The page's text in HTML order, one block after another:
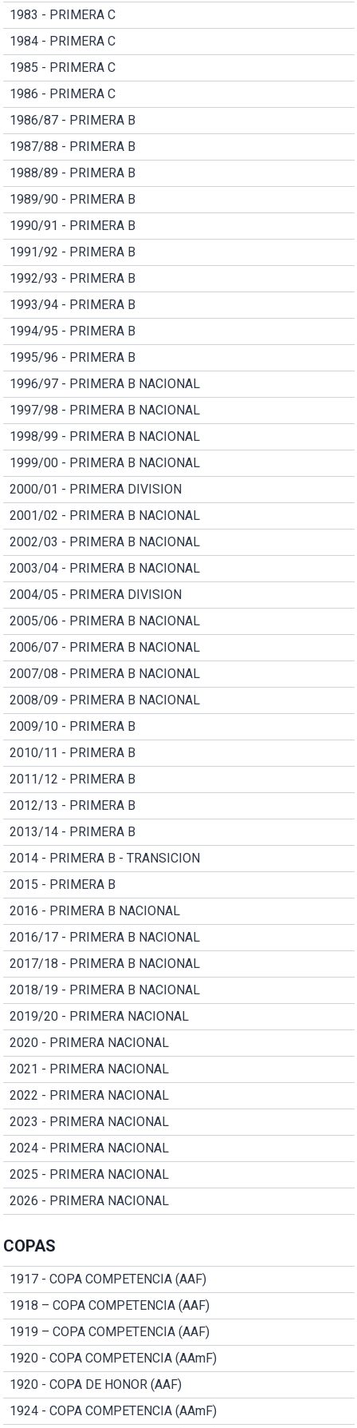
1983 - PRIMERA C
1984 - PRIMERA C
1985 - PRIMERA C
1986 - PRIMERA C
1986/87 - PRIMERA B
1987/88 - PRIMERA B
1988/89 - PRIMERA B
1989/90 - PRIMERA B
1990/91 - PRIMERA B
1991/92 - PRIMERA B
1992/93 - PRIMERA B
1993/94 - PRIMERA B
1994/95 - PRIMERA B
1995/96 - PRIMERA B
1996/97 - PRIMERA B NACIONAL
1997/98 - PRIMERA B NACIONAL
1998/99 - PRIMERA B NACIONAL
1999/00 - PRIMERA B NACIONAL
2000/01 - PRIMERA DIVISION
2001/02 - PRIMERA B NACIONAL
2002/03 - PRIMERA B NACIONAL
2003/04 - PRIMERA B NACIONAL
2004/05 - PRIMERA DIVISION
2005/06 - PRIMERA B NACIONAL
2006/07 - PRIMERA B NACIONAL
2007/08 - PRIMERA B NACIONAL
2008/09 - PRIMERA B NACIONAL
2009/10 - PRIMERA B
2010/11 - PRIMERA B
2011/12 - PRIMERA B
2012/13 - PRIMERA B
2013/14 - PRIMERA B
2014 - PRIMERA B - TRANSICION
2015 - PRIMERA B
2016 - PRIMERA B NACIONAL
2016/17 - PRIMERA B NACIONAL
2017/18 - PRIMERA B NACIONAL
2018/19 - PRIMERA B NACIONAL
2019/20 - PRIMERA NACIONAL
2020 - PRIMERA NACIONAL
2021 - PRIMERA NACIONAL
2022 - PRIMERA NACIONAL
2023 - PRIMERA NACIONAL
2024 - PRIMERA NACIONAL
2025 - PRIMERA NACIONAL
2026 - PRIMERA NACIONAL
COPAS
1917 - COPA COMPETENCIA (AAF)
1918 – COPA COMPETENCIA (AAF)
1919 – COPA COMPETENCIA (AAF)
1920 - COPA COMPETENCIA (AAmF)
1920 - COPA DE HONOR (AAF)
1924 - COPA COMPETENCIA (AAmF)